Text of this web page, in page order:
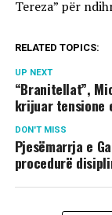
Tereza” për
RELATED TOPICS:
UP NEXT
“Branitellat”,
krijuar tensione
DON'T MISS
Pjesëmarrja e
procedurë